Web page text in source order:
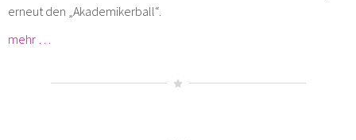
erneut den „Akademikerball“.
mehr …